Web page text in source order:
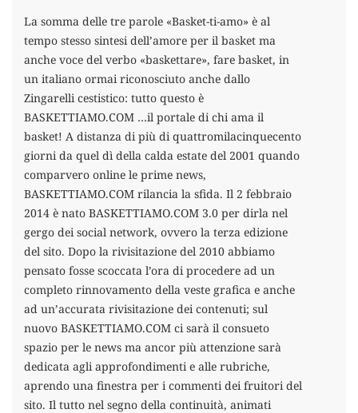
La somma delle tre parole «Basket-ti-amo» è al
tempo stesso sintesi dell’amore per il basket ma
anche voce del verbo «baskettare», fare basket, in
un italiano ormai riconosciuto anche dallo
Zingarelli cestistico: tutto questo è
BASKETTIAMO.COM …il portale di chi ama il
basket! A distanza di più di quattromilacinquecento
giorni da quel dì della calda estate del 2001 quando
comparvero online le prime news,
BASKETTIAMO.COM rilancia la sfida. Il 2 febbraio
2014 è nato BASKETTIAMO.COM 3.0 per dirla nel
gergo dei social network, ovvero la terza edizione
del sito. Dopo la rivisitazione del 2010 abbiamo
pensato fosse scoccata l’ora di procedere ad un
completo rinnovamento della veste grafica e anche
ad un’accurata rivisitazione dei contenuti; sul
nuovo BASKETTIAMO.COM ci sarà il consueto
spazio per le news ma ancor più attenzione sarà
dedicata agli approfondimenti e alle rubriche,
aprendo una finestra per i commenti dei fruitori del
sito. Il tutto nel segno della continuità, animati